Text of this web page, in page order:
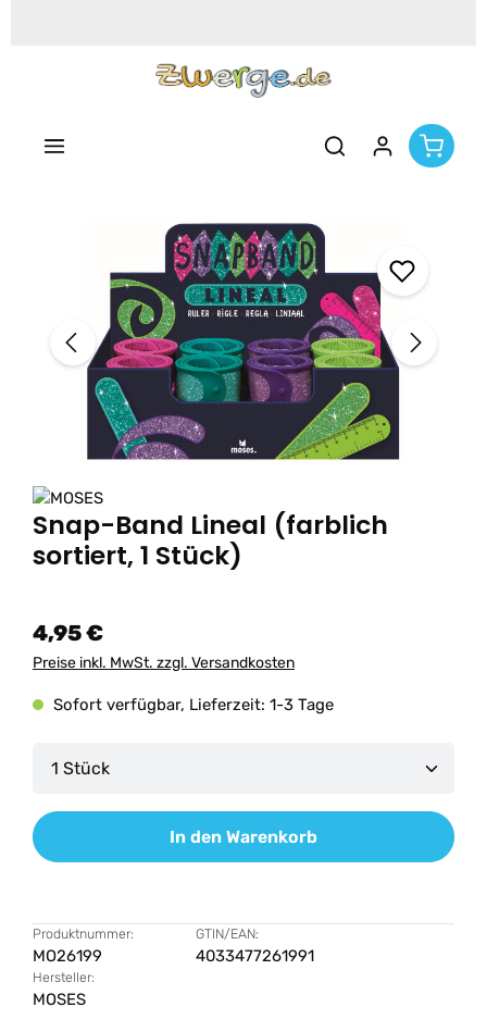
Bildergalerie überspringen
Snap-Band Lineal (farblich
sortiert, 1 Stück)
4,95 €
Preise inkl. MwSt. zzgl. Versandkosten
Sofort verfügbar, Lieferzeit: 1-3 Tage
Produkt Anzahl: Gib den gewünschten Wert
In den Warenkorb
Produktnummer:
MO26199
GTIN/EAN:
4033477261991
Hersteller:
MOSES